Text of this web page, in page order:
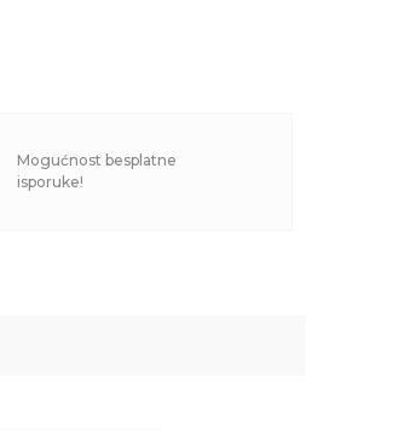
Mogućnost besplatne
isporuke!